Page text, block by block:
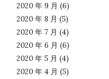
2020 年 9 月 (6)
2020 年 8 月 (5)
2020 年 7 月 (4)
2020 年 6 月 (6)
2020 年 5 月 (4)
2020 年 4 月 (5)